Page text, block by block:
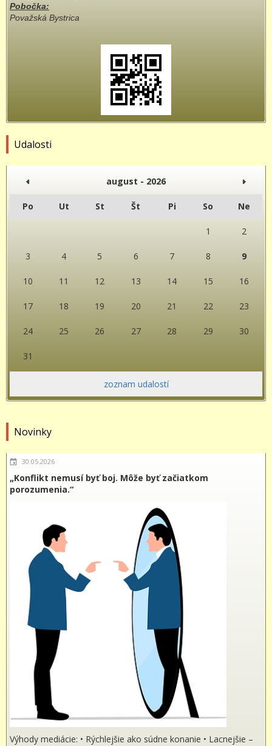
Pobočka:
Považská Bystrica
Udalosti
august - 2026
Po Ut St Št Pi So Ne
1 2
3 4 5 6 7 8 9
10 11 12 13 14 15 16
17 18 19 20 21 22 23
24 25 26 27 28 29 30
31
zoznam udalostí
Novinky
30.05.2026
„Konflikt nemusí byť boj. Môže byť začiatkom
porozumenia.“
Výhody mediácie: • Rýchlejšie ako súdne konanie • Lacnejšie –